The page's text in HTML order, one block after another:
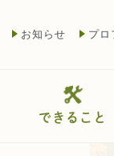
お知らせ プ
できること